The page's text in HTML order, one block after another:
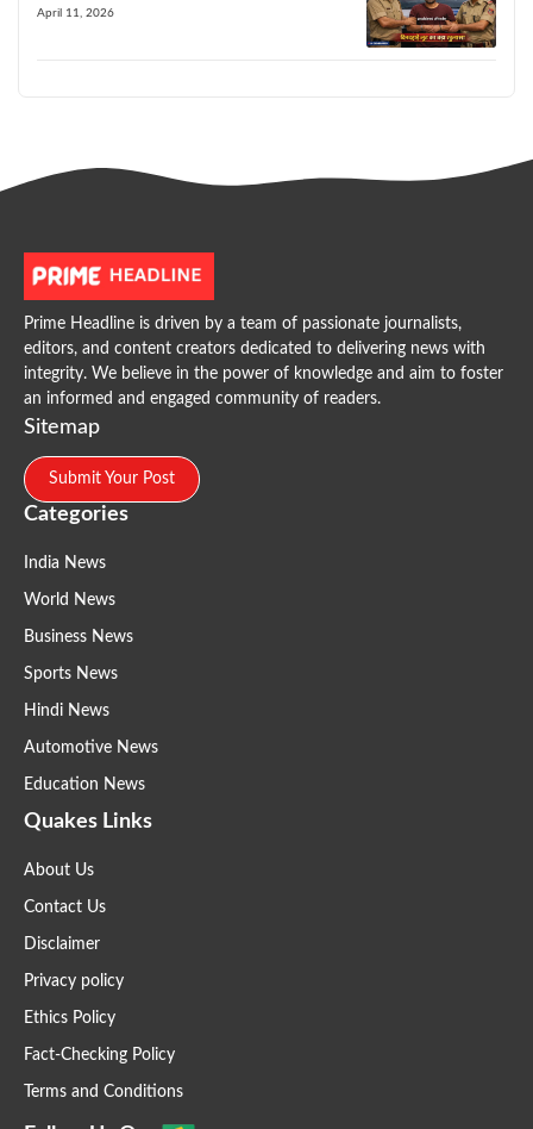
April 11, 2026
Prime Headline is driven by a team of passionate journalists,
editors, and content creators dedicated to delivering news with
integrity. We believe in the power of knowledge and aim to foster
an informed and engaged community of readers.
Sitemap
Submit Your Post
Categories
India News
World News
Business News
Sports News
Hindi News
Automotive News
Education News
Quakes Links
About Us
Contact Us
Disclaimer
Privacy policy
Ethics Policy
Fact-Checking Policy
Terms and Conditions